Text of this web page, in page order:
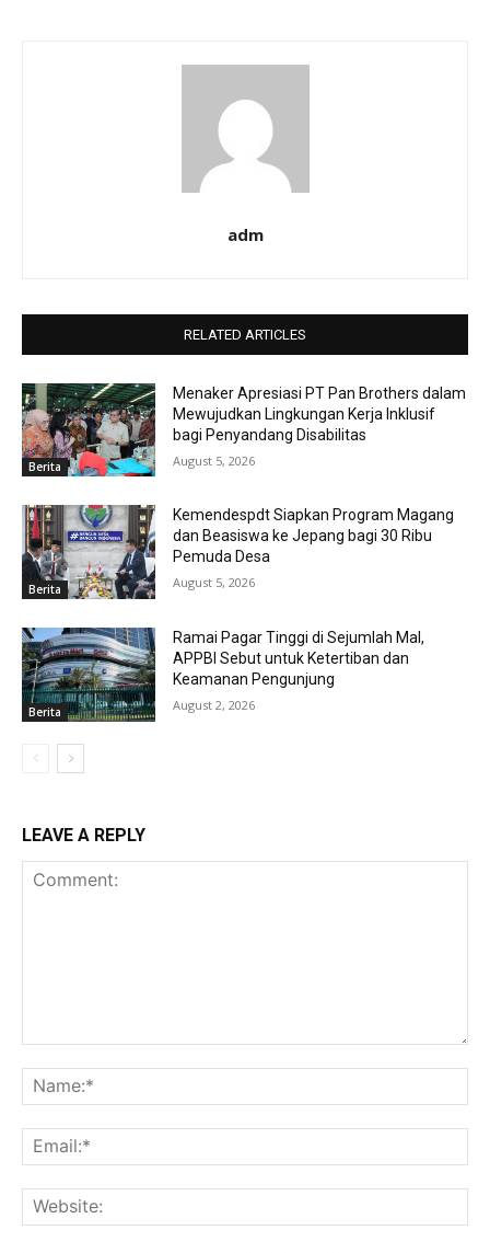
adm
RELATED ARTICLES
Berita
Menaker Apresiasi PT Pan Brothers dalam
Mewujudkan Lingkungan Kerja Inklusif
bagi Penyandang Disabilitas
August 5, 2026
Berita
Kemendespdt Siapkan Program Magang
dan Beasiswa ke Jepang bagi 30 Ribu
Pemuda Desa
August 5, 2026
Berita
Ramai Pagar Tinggi di Sejumlah Mal,
APPBI Sebut untuk Ketertiban dan
Keamanan Pengunjung
August 2, 2026
LEAVE A REPLY